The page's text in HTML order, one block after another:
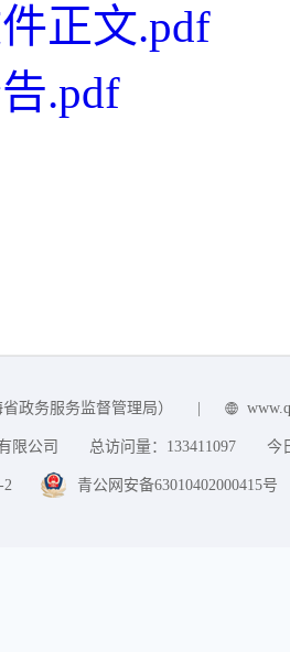
正文.pdf
.pdf
政务服务监督管理局）
限公司 总访问量： 133411097 今
2 青公网安备63010402000415号